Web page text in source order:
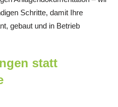
Schritte, damit Ihre
gebaut und in Betrieb
statt